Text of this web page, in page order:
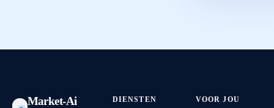
Market-Ai
DIENSTEN
VOOR JOU